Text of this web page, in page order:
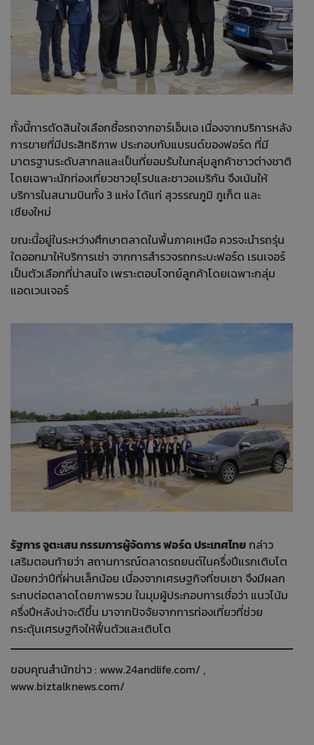
ทั้งนี้การตัดสินใจเลือกซื้อรถจากอาร์เอ็มเอ เนื่องจากบริการหลัง
การขายที่มีประสิทธิภาพ ประกอบกับแบรนด์ของฟอร์ด ที่มี
มาตรฐานระดับสากลและเป็นที่ยอมรับในกลุ่มลูกค้าชาวต่างชาติ
โดยเฉพาะนักท่องเที่ยวชาวยุโรปและชาวอเมริกัน จึงเน้นให้
บริการในสนามบินทั้ง 3 แห่ง ได้แก่ สุวรรณภูมิ ภูเก็ต และ
เชียงใหม่
ขณะนี้อยู่ในระหว่างศึกษาตลาดในพื้นภาคเหนือ ควรจะนำรถรุ่น
ใดออกมาให้บริการเช่า จากการสำรวจรถกระบะฟอร์ด เรนเจอร์
เป็นตัวเลือกที่น่าสนใจ เพราะตอบโจทย์ลูกค้าโดยเฉพาะกลุ่ม
แอดเวนเจอร์
รัฐการ จูตะเสน กรรมการผู้จัดการ ฟอร์ด ประเทศไทยกล่าว
เสริมตอนท้ายว่า สถานการณ์ตลาดรถยนต์ในครึ่งปีแรกเติบโต
น้อยกว่าปีที่ผ่านเล็กน้อย เนื่องจากเศรษฐกิจที่ซบเซา จึงมีผลก
ระทบต่อตลาดโดยภาพรวม ในมุมผู้ประกอบการเชื่อว่า แนวโน้ม
ครึ่งปีหลังน่าจะดีขึ้น มาจากปัจจัยจากการท่องเที่ยวที่ช่วย
กระตุ้นเศรษฐกิจให้ฟื้นตัวและเติบโต
ขอบคุณสำนักข่าว : www.24andlife.com/ ,
www.biztalknews.com/